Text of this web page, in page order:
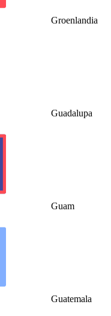
Groenlandia
Guadalupa
Guam
Guatemala